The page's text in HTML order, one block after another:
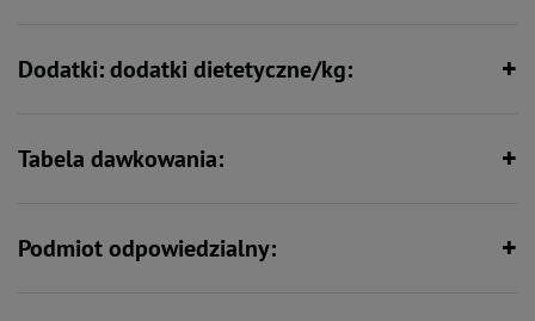
Dodatki: dodatki dietetyczne/kg:
Tabela dawkowania:
Podmiot odpowiedzialny: